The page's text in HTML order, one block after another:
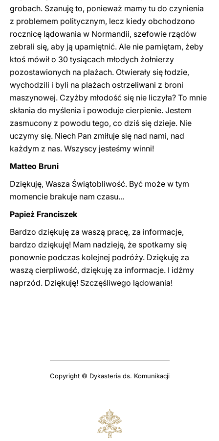
grobach. Szanuję to, ponieważ mamy tu do czynienia
z problemem politycznym, lecz kiedy obchodzono
rocznicę lądowania w Normandii, szefowie rządów
zebrali się, aby ją upamiętnić. Ale nie pamiętam, żeby
ktoś mówił o 30 tysiącach młodych żołnierzy
pozostawionych na plażach. Otwierały się łodzie,
wychodzili i byli na plażach ostrzeliwani z broni
maszynowej. Czyżby młodość się nie liczyła? To mnie
skłania do myślenia i powoduje cierpienie. Jestem
zasmucony z powodu tego, co dziś się dzieje. Nie
uczymy się. Niech Pan zmiłuje się nad nami, nad
każdym z nas. Wszyscy jesteśmy winni!
Matteo Bruni
Dziękuję, Wasza Świątobliwość. Być może w tym
momencie brakuje nam czasu...
Papież Franciszek
Bardzo dziękuję za waszą pracę, za informacje,
bardzo dziękuję! Mam nadzieję, że spotkamy się
ponownie podczas kolejnej podróży. Dziękuję za
waszą cierpliwość, dziękuję za informacje. I idźmy
naprzód. Dziękuję! Szczęśliwego lądowania!
Copyright © Dykasteria ds. Komunikacji